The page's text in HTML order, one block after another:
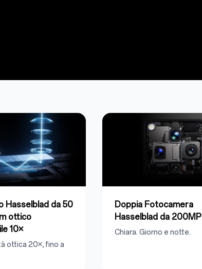
Hasselblad da 50
ottico
10×
ottica 20×, fino a
Doppia Fotocamera
Hasselblad da 200MP
Chiara. Giorno e notte.